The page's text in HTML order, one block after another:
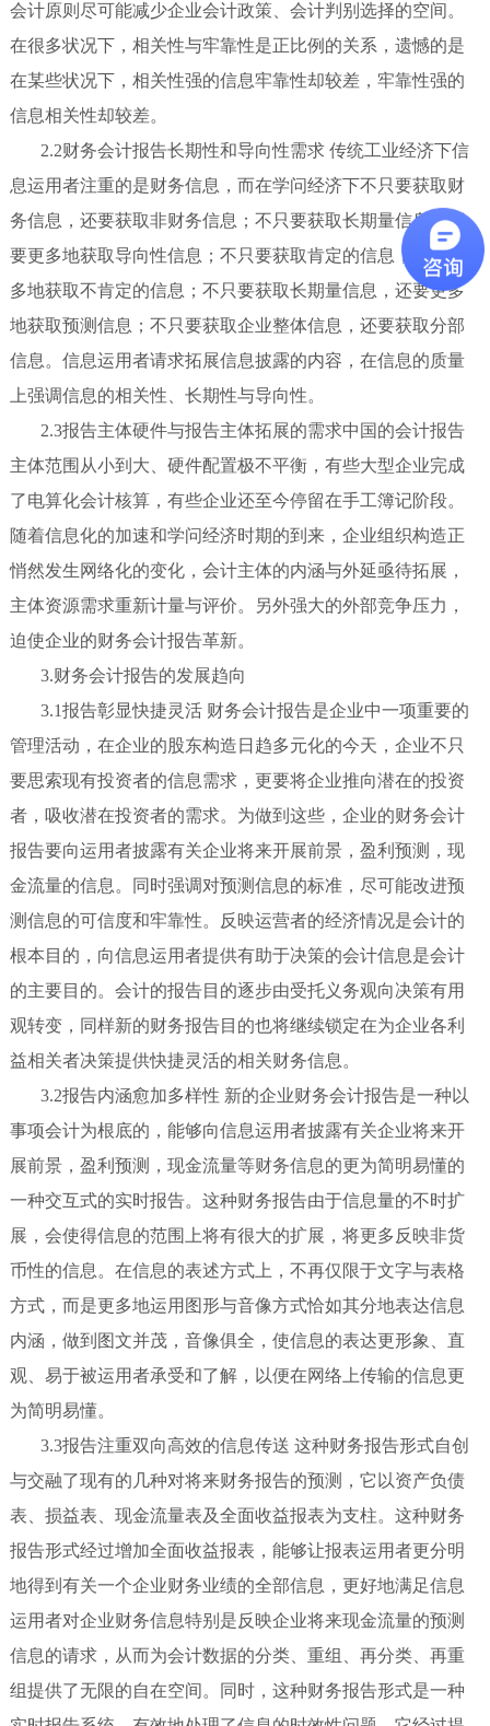
会计原则尽可能减少企业会计政策、会计判别选择的空间。
在很多状况下，相关性与牢靠性是正比例的关系，遗憾的是
在某些状况下，相关性强的信息牢靠性却较差，牢靠性强的
信息相关性却较差。
2.2财务会计报告长期性和导向性需求 传统工业经济下信
息运用者注重的是财务信息，而在学问经济下不只要获取财
务信息，还要获取非财务信息；不只要获取长期量信息，还
要更多地获取导向性信息；不只要获取肯定的信息，还要更
多地获取不肯定的信息；不只要获取长期量信息，还要更多
地获取预测信息；不只要获取企业整体信息，还要获取分部
信息。信息运用者请求拓展信息披露的内容，在信息的质量
上强调信息的相关性、长期性与导向性。
2.3报告主体硬件与报告主体拓展的需求中国的会计报告
主体范围从小到大、硬件配置极不平衡，有些大型企业完成
了电算化会计核算，有些企业还至今停留在手工簿记阶段。
随着信息化的加速和学问经济时期的到来，企业组织构造正
悄然发生网络化的变化，会计主体的内涵与外延亟待拓展，
主体资源需求重新计量与评价。另外强大的外部竞争压力，
迫使企业的财务会计报告革新。
3.财务会计报告的发展趋向
3.1报告彰显快捷灵活 财务会计报告是企业中一项重要的
管理活动，在企业的股东构造日趋多元化的今天，企业不只
要思索现有投资者的信息需求，更要将企业推向潜在的投资
者，吸收潜在投资者的需求。为做到这些，企业的财务会计
报告要向运用者披露有关企业将来开展前景，盈利预测，现
金流量的信息。同时强调对预测信息的标准，尽可能改进预
测信息的可信度和牢靠性。反映运营者的经济情况是会计的
根本目的，向信息运用者提供有助于决策的会计信息是会计
的主要目的。会计的报告目的逐步由受托义务观向决策有用
观转变，同样新的财务报告目的也将继续锁定在为企业各利
益相关者决策提供快捷灵活的相关财务信息。
3.2报告内涵愈加多样性 新的企业财务会计报告是一种以
事项会计为根底的，能够向信息运用者披露有关企业将来开
展前景，盈利预测，现金流量等财务信息的更为简明易懂的
一种交互式的实时报告。这种财务报告由于信息量的不时扩
展，会使得信息的范围上将有很大的扩展，将更多反映非货
币性的信息。在信息的表述方式上，不再仅限于文字与表格
方式，而是更多地运用图形与音像方式恰如其分地表达信息
内涵，做到图文并茂，音像俱全，使信息的表达更形象、直
观、易于被运用者承受和了解，以便在网络上传输的信息更
为简明易懂。
3.3报告注重双向高效的信息传送 这种财务报告形式自创
与交融了现有的几种对将来财务报告的预测，它以资产负债
表、损益表、现金流量表及全面收益报表为支柱。这种财务
报告形式经过增加全面收益报表，能够让报表运用者更分明
地得到有关一个企业财务业绩的全部信息，更好地满足信息
运用者对企业财务信息特别是反映企业将来现金流量的预测
信息的请求，从而为会计数据的分类、重组、再分类、再重
组提供了无限的自在空间。同时，这种财务报告形式是一种